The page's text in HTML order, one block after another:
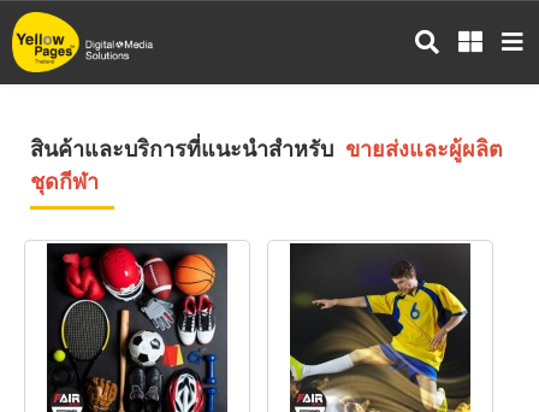
ข้าม
ไป
สินค้าและบริการที่แนะนำสำหรับ ขายส่งและผู้ผลิต
ชุดกีฬา